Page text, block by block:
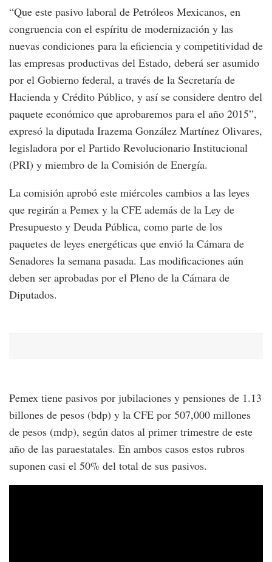
“Que este pasivo laboral de Petróleos Mexicanos, en
congruencia con el espíritu de modernización y las
nuevas condiciones para la eficiencia y competitividad de
las empresas productivas del Estado, deberá ser asumido
por el Gobierno federal, a través de la Secretaría de
Hacienda y Crédito Público, y así se considere dentro del
paquete económico que aprobaremos para el año 2015”,
expresó la diputada Irazema González Martínez Olivares,
legisladora por el Partido Revolucionario Institucional
(PRI) y miembro de la Comisión de Energía.
La comisión aprobó este miércoles cambios a las leyes
que regirán a Pemex y la CFE además de la Ley de
Presupuesto y Deuda Pública, como parte de los
paquetes de leyes energéticas que envió la Cámara de
Senadores la semana pasada. Las modificaciones aún
deben ser aprobadas por el Pleno de la Cámara de
Diputados.
Pemex tiene pasivos por jubilaciones y pensiones de 1.13
billones de pesos (bdp) y la CFE por 507,000 millones
de pesos (mdp), según datos al primer trimestre de este
año de las paraestatales. En ambos casos estos rubros
suponen casi el 50% del total de sus pasivos.